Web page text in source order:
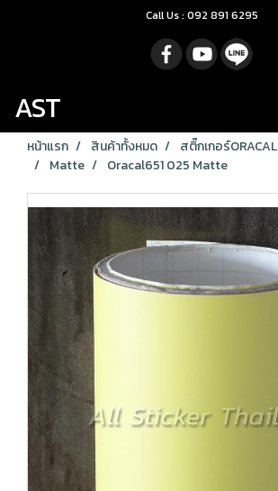
Call Us : 092 891 6295
AST
หน้าแรก สินค้าทั้งหมด สติ๊กเกอร์ORACAL
Matte
Oracal651 025 Matte